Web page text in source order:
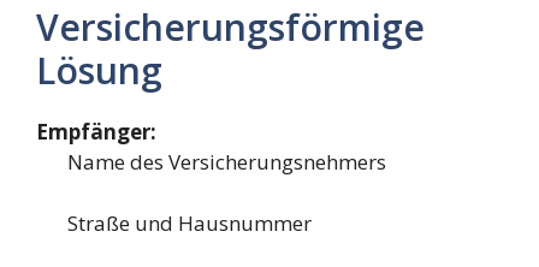
Versicherungsförmige
Lösung
Empfänger:
Name des Versicherungsnehmers
Straße und Hausnummer